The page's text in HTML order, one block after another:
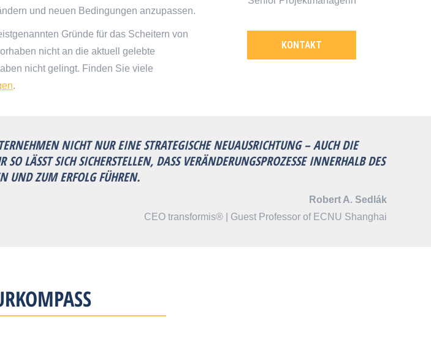
und neuen Bedingungen anzupassen.
Gründe für das Scheitern von
nicht an die aktuell gelebte
nicht gelingt. Finden Sie viele
.
KONTAKT
NICHT NUR EINE STRATEGISCHE NEUAUSRICHTUNG – AUCH DIE
LÄSST SICH SICHERSTELLEN, DASS VERÄNDERUNGSPROZESSE INNERHALB DES
UND ZUM ERFOLG FÜHREN.
Robert A. Sedlák
CEO transformis® | Guest Professor of ECNU Shanghai